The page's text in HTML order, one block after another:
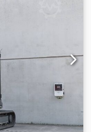
cm³ Porast
točka